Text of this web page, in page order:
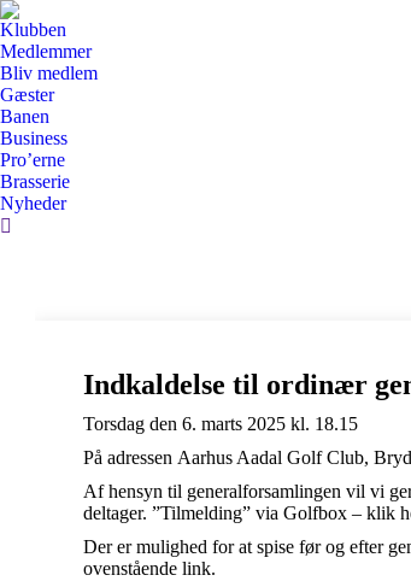
Klubben
Medlemmer
Bliv medlem
Gæster
Banen
Business
Pro’erne
Brasserie
Nyheder
Search:
Indkaldelse til ordinær
Torsdag den 6. marts 2025 kl. 18.15
På adressen Aarhus Aadal Golf Club,
Af hensyn til generalforsamlingen vil vi
deltager. ”Tilmelding” via Golfbox – klik
Der er mulighed for at spise før og efter
ovenstående link.